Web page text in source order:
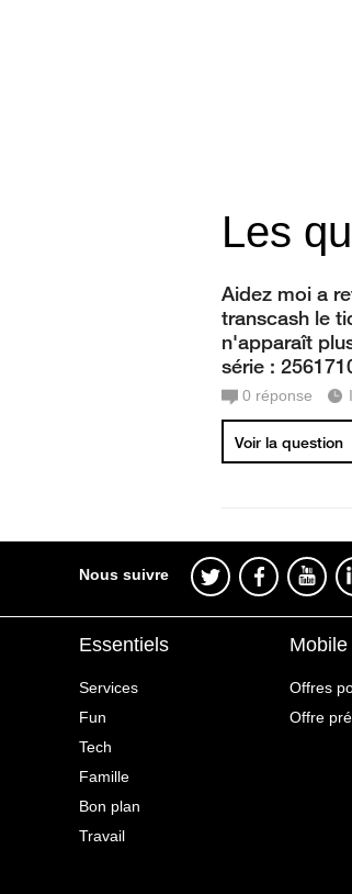
Les
Aidez moi a
transcash le
n'apparaît
série :
0 réponse
Voir la question
Nous suivre
Essentiels
Services
Fun
Tech
Famille
Bon plan
Travail
Mobile
Offres
Offre